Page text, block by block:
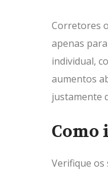
Corretores
apenas
individual,
aumentos
justamente
Como
Verifique os